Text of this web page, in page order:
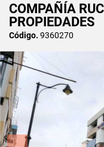
COMPAÑÍA
PROPIEDADES
Código. 9360270